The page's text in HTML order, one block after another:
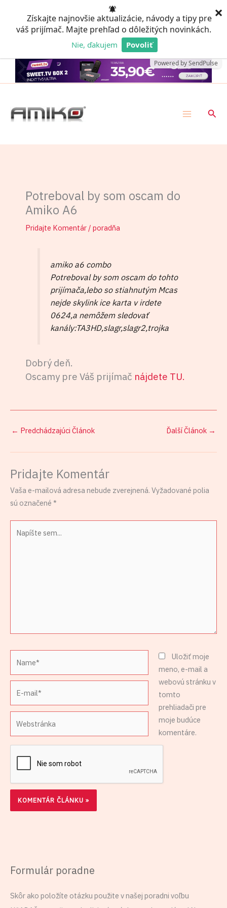
Získajte najnovšie aktualizácie, návody a tipy pre
váš prijímač. Majte prehľad o dôležitých novinkách.
Nie, ďakujem Povoliť
Powered by SendPulse
×
obsah
Potreboval by som oscam do
Amiko A6
Pridajte Komentár / poradňa
amiko a6 combo
Potreboval by som oscam do tohto
prijímača,lebo so stiahnutým Mcas
nejde skylink ice karta v irdete
0624,a nemôžem sledovať
kanály:TA3HD,slagr,slagr2,trojka
Dobrý deň.
Oscamy pre Váš prijímač nájdete TU.
← Predchádzajúci Článok Ďalší Článok →
Pridajte Komentár
Vaša e-mailová adresa nebude zverejnená. Vyžadované polia
sú označené *
sem...
Uložiť moje
meno, e-mail a
webovú stránku v
tomto
prehliadači pre
moje budúce
komentáre.
Formulár poradne
Skôr ako položíte otázku použite v našej poradni voľbu